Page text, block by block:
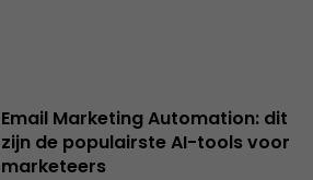
Email Marketing Automation: dit
zijn de populairste AI-tools voor
marketeers